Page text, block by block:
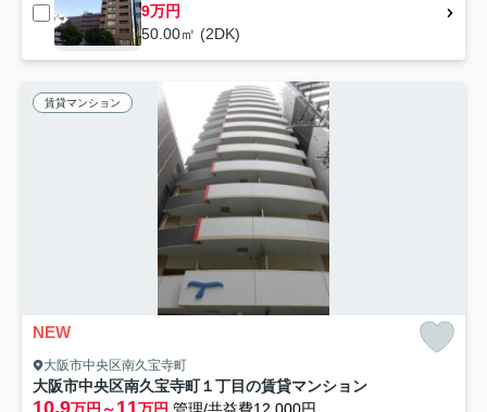
9万円
50.00㎡ (2DK)
賃貸マンション
NEW
大阪市中央区南久宝寺町
大阪市中央区南久宝寺町１丁目の賃貸マンション